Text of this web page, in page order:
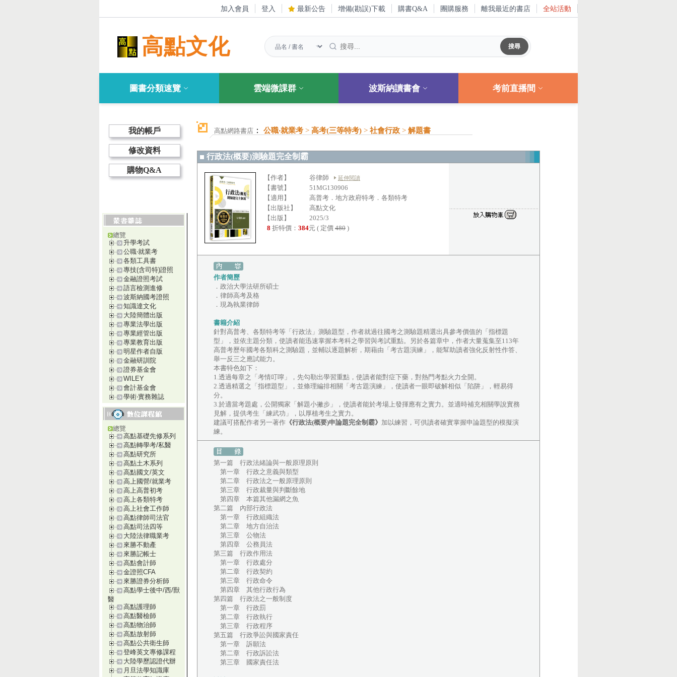
加入會員 登入 最新公告 增備(勘誤)下載 購書Q&A 團購服務 離我最近的書店 全站活動
高點文化
圖書分類速覽 雲端微課群 波斯納讀書會 考前直播間
我的帳戶
修改資料
購物Q&A
總覽
升學考試
公職‧就業考
各類工具書
專技(含司特)證照
金融證照考試
語言檢測進修
波斯納國考證照
知識達文化
大陸簡體出版
專業法學出版
專業經管出版
專業教育出版
明星作者自版
金融研訓院
證券基金會
WILEY
會計基金會
學術‧實務雜誌
總覽
高點基礎先修系列
高點轉學考/私醫
高點研究所
高點土木系列
高點國文/英文
高上國營/就業考
高上高普初考
高上各類特考
高上社會工作師
高點律師司法官
高點司法四等
大陸法律職業考
來勝不動產
來勝記帳士
高點會計師
金證照CFA
來勝證券分析師
高點學士後中/西/獸
醫
高點護理師
高點醫檢師
高點物治師
高點放射師
高點公共衛生師
登峰英文專修課程
大陸學歷認證代辦
月旦法學知識庫
高點網路書店 ： 公職‧就業考 > 高考(三等特考) > 社會行政 > 解題書
行政法(概要)測驗題完全制霸
【作者】 谷律師 延伸閱讀
【書號】
51MG130906
【適用】
高普考．地方政府特考．各類特考
【出版社】
高點文化
【出版】
2025/3
8 折特價： 384元 ( 定價 480 )
作者簡歷
．政治大學法研所碩士
．律師高考及格
．現為執業律師
書籍介紹
針對高普考、各類特考等「行政法」測驗題型，作者就過往國考之測驗題精選出具參考價值的「指標題
型」，並依主題分類，使讀者能迅速掌握本考科之學習與考試重點。另於各篇章中，作者大量蒐集至113年
高普考歷年國考各類科之測驗題，並輔以逐題解析，期藉由「考古題演練」，能幫助讀者強化反射性作答、
舉一反三之應試能力。
本書特色如下：
1.透過每章之「考情叮嚀」，先勾勒出學習重點，使讀者能對症下藥，對熱門考點火力全開。
2.透過精選之「指標題型」，並條理編排相關「考古題演練」，使讀者一眼即破解相似「陷阱」，輕易得
分。
3.於適當考題處，公開獨家「解題小撇步」，使讀者能於考場上發揮應有之實力。並適時補充相關學說實務
見解，提供考生「練武功」，以厚植考生之實力。
建議可搭配作者另一著作 《行政法(概要)申論題完全制霸》 加以練習，可供讀者確實掌握申論題型的模擬演
練。
第一篇 行政法緒論與一般原理原則
第一章 行政之意義與類型
第二章 行政法之一般原理原則
第三章 行政裁量與判斷餘地
第四章 本篇其他漏網之魚
第二篇 內部行政法
第一章 行政組織法
第二章 地方自治法
第三章 公物法
第四章 公務員法
第三篇 行政作用法
第一章 行政處分
第二章 行政契約
第三章 行政命令
第四章 其他行政行為
第四篇 行政法之一般制度
第一章 行政罰
第二章 行政執行
第三章 行政程序
第五篇 行政爭訟與國家責任
第一章 訴願法
第二章 行政訴訟法
第三章 國家責任法